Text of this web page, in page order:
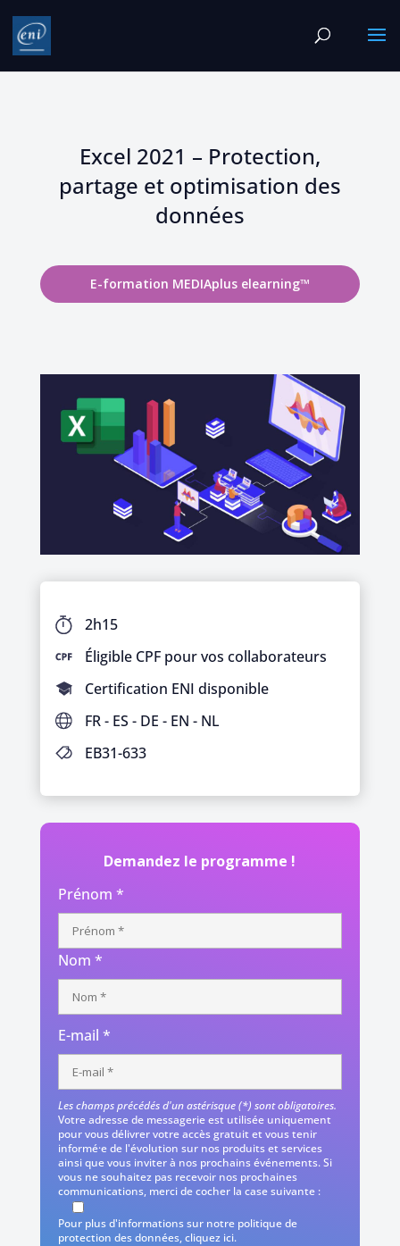
Excel 2021 – Protection,
partage et optimisation des
données
E-formation MEDIAplus elearning™
2h15
Éligible CPF pour vos collaborateurs
Certification ENI disponible
FR - ES - DE - EN - NL
EB31-633
Demandez le programme !
Prénom *
Nom *
E-mail *
Les champs précédés d'un astérisque (*) sont obligatoires.
Votre adresse de messagerie est utilisée uniquement
pour vous délivrer votre accès gratuit et vous tenir
informé·e de l'évolution sur nos produits et services
ainsi que vous inviter à nos prochains événements. Si
vous ne souhaitez pas recevoir nos prochaines
communications, merci de cocher la case suivante :
Pour plus d'informations sur notre politique de
protection des données,cliquez ici.